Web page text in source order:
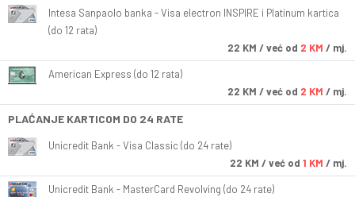
Intesa Sanpaolo banka - Visa electron INSPIRE i Platinum kartica
(do 12 rata)
22 KM / već od 2 KM / mj.
American Express (do 12 rata)
22 KM / već od 2 KM / mj.
PLAĆANJE KARTICOM DO 24 RATE
Unicredit Bank - Visa Classic (do 24 rate)
22 KM / već od 1 KM / mj.
Unicredit Bank - MasterCard Revolving (do 24 rate)